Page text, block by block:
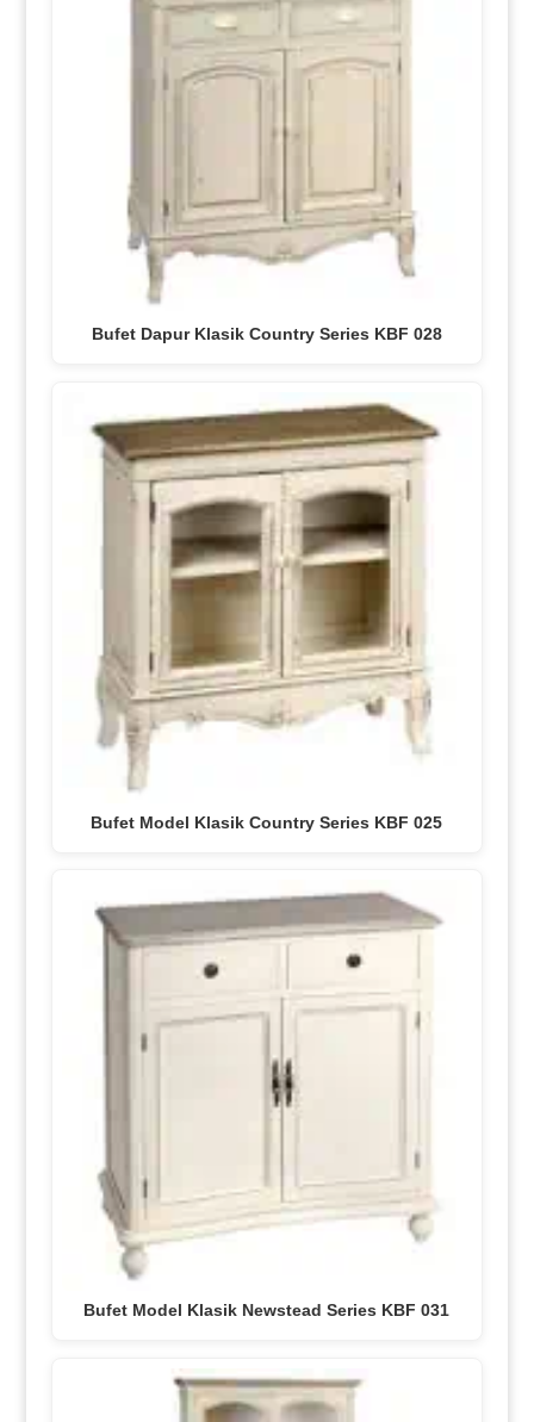
Bufet Dapur Klasik Country Series KBF 028
Bufet Model Klasik Country Series KBF 025
Bufet Model Klasik Newstead Series KBF 031